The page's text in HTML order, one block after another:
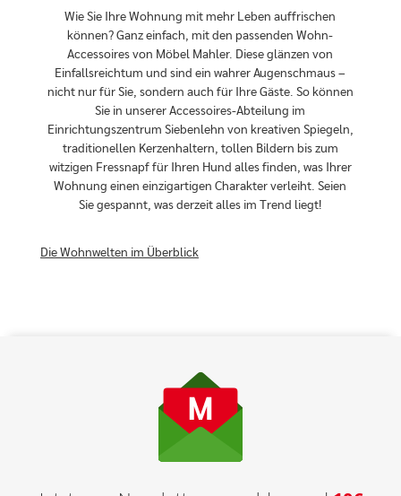
Wie Sie Ihre Wohnung mit mehr Leben auffrischen
können? Ganz einfach, mit den passenden Wohn-
Accessoires von Möbel Mahler. Diese glänzen von
Einfallsreichtum und sind ein wahrer Augenschmaus –
nicht nur für Sie, sondern auch für Ihre Gäste. So können
Sie in unserer Accessoires-Abteilung im
Einrichtungszentrum Siebenlehn von kreativen Spiegeln,
traditionellen Kerzenhaltern, tollen Bildern bis zum
witzigen Fressnapf für Ihren Hund alles finden, was Ihrer
Wohnung einen einzigartigen Charakter verleiht. Seien
Sie gespannt, was derzeit alles im Trend liegt!
Die Wohnwelten im Überblick